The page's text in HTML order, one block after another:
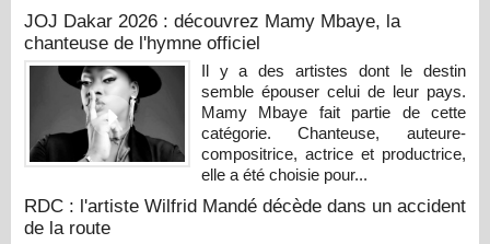
JOJ Dakar 2026 : découvrez Mamy Mbaye, la
chanteuse de l'hymne officiel
Il y a des artistes dont le destin
semble épouser celui de leur pays.
Mamy Mbaye fait partie de cette
catégorie. Chanteuse, auteure-
compositrice, actrice et productrice,
elle a été choisie pour...
RDC : l'artiste Wilfrid Mandé décède dans un accident
de la route